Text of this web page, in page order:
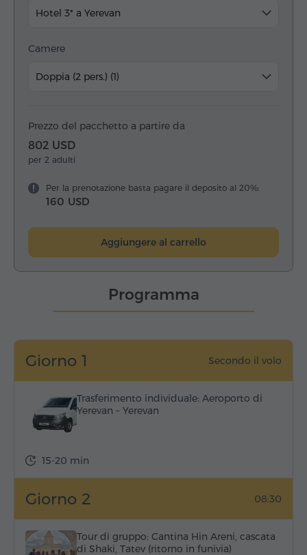
Hotel 3* a Yerevan
Camere
Doppia (2 pers.) (1)
Prezzo del pacchetto a partire da
802 USD
per 2 adulti
Per la prenotazione basta pagare il deposito al 20%:
160 USD
Aggiungere al carrello
Programma
Giorno 1 Secondo il volo
Trasferimento individuale: Aeroporto di
Yerevan – Yerevan
15-20 min
Giorno 2 08:30
Tour di gruppo: Cantina Hin Areni, cascata
di Shaki, Tatev (ritorno in funivia)